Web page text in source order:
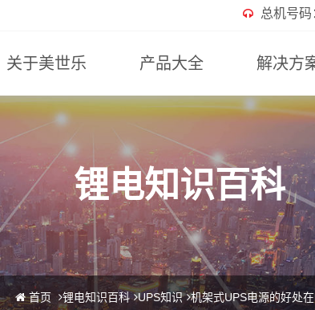
总机号
关于美世乐 产品大全 解决方
锂电知识百科
首页 锂电知识百科 UPS知识 机架式UPS电源的好处